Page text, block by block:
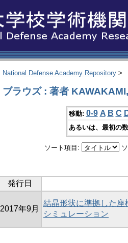
National Defense Academy Repository >
ブラウズ : 著者
移動: 0-9 A B C
あるいは、最初の
ソート項目:
発行日
2017年9月
結晶形状に準拠した
シミュレーション